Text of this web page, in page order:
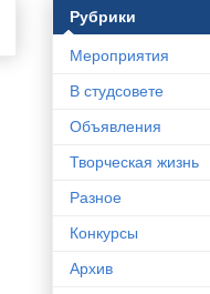
Рубрики
Мероприятия
В студсовете
Объявления
Творческая жизнь
Разное
Конкурсы
Архив